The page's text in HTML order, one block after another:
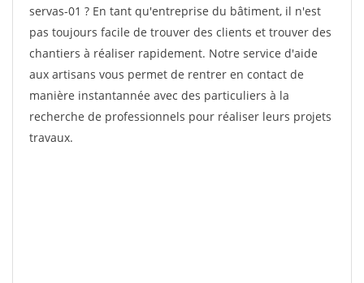
servas-01 ? En tant qu'entreprise du bâtiment, il n'est
pas toujours facile de trouver des clients et trouver des
chantiers à réaliser rapidement. Notre service d'aide
aux artisans vous permet de rentrer en contact de
manière instantannée avec des particuliers à la
recherche de professionnels pour réaliser leurs projets
travaux.